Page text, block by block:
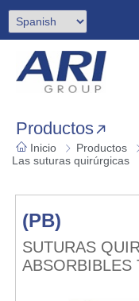
Productos
Inicio Productos
Las suturas quirúrgicas
(PB)
SUTURAS
ABSORBIBLES